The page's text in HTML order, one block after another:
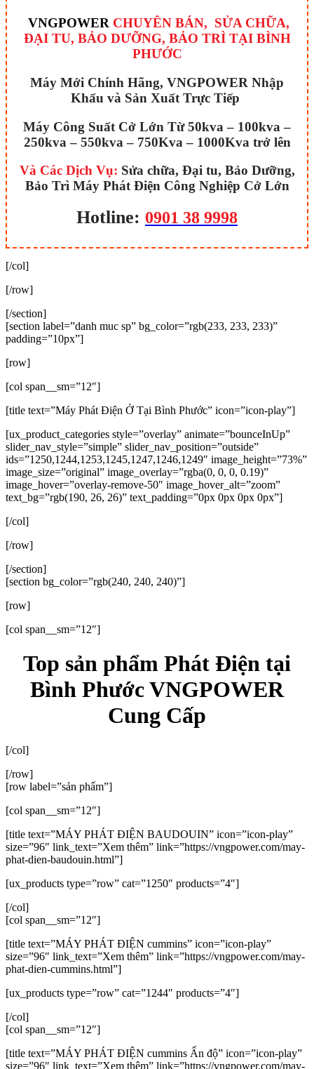
VNGPOWER CHUYÊN BÁN, SỬA CHỮA,
ĐẠI TU, BẢO DƯỠNG, BẢO TRÌ TẠI BÌNH
PHƯỚC
Máy Mới Chính Hãng, VNGPOWER Nhập
Khẩu và Sản Xuất Trực Tiếp
Máy Công Suất Cở Lớn Từ 50kva – 100kva –
250kva – 550kva – 750Kva – 1000Kva trở lên
Và Các Dịch Vụ: Sửa chữa, Đại tu, Bảo Dưỡng,
Bảo Trì Máy Phát Điện Công Nghiệp Cở Lớn
Hotline: 0901 38 9998
[/col]
[/row]
[/section]
[section label=”danh muc sp” bg_color=”rgb(233, 233, 233)”
padding=”10px”]
[row]
[col span__sm=”12″]
[title text=”Máy Phát Điện Ở Tại Bình Phước” icon=”icon-play”]
[ux_product_categories style=”overlay” animate=”bounceInUp”
slider_nav_style=”simple” slider_nav_position=”outside”
ids=”1250,1244,1253,1245,1247,1246,1249″ image_height=”73%”
image_size=”original” image_overlay=”rgba(0, 0, 0, 0.19)”
image_hover=”overlay-remove-50″ image_hover_alt=”zoom”
text_bg=”rgb(190, 26, 26)” text_padding=”0px 0px 0px 0px”]
[/col]
[/row]
[/section]
[section bg_color=”rgb(240, 240, 240)”]
[row]
[col span__sm=”12″]
Top sản phẩm Phát Điện tại
Bình Phước VNGPOWER
Cung Cấp
[/col]
[/row]
[row label=”sản phẩm”]
[col span__sm=”12″]
[title text=”MÁY PHÁT ĐIỆN BAUDOUIN” icon=”icon-play”
size=”96″ link_text=”Xem thêm” link=”https://vngpower.com/may-
phat-dien-baudouin.html”]
[ux_products type=”row” cat=”1250″ products=”4″]
[/col]
[col span__sm=”12″]
[title text=”MÁY PHÁT ĐIỆN cummins” icon=”icon-play”
size=”96″ link_text=”Xem thêm” link=”https://vngpower.com/may-
phat-dien-cummins.html”]
[ux_products type=”row” cat=”1244″ products=”4″]
[/col]
[col span__sm=”12″]
[title text=”MÁY PHÁT ĐIỆN cummins Ấn độ” icon=”icon-play”
size=”96″ link_text=”Xem thêm” link=”https://vngpower.com/may-